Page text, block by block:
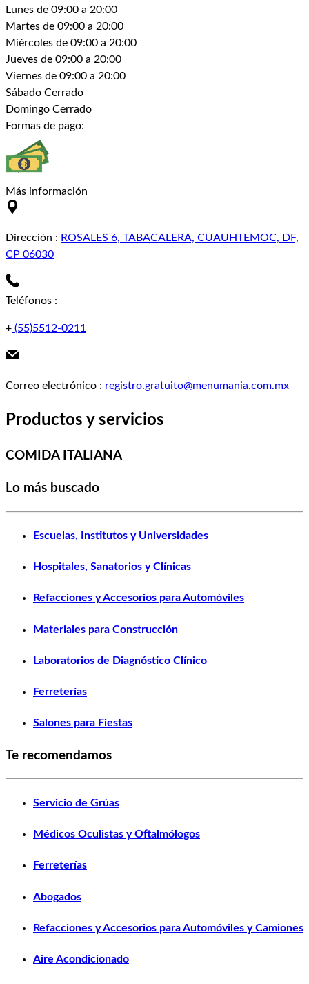
Lunes de 09:00 a 20:00
Martes de 09:00 a 20:00
Miércoles de 09:00 a 20:00
Jueves de 09:00 a 20:00
Viernes de 09:00 a 20:00
Sábado Cerrado
Domingo Cerrado
Formas de pago:
Más información
Dirección : ROSALES 6, TABACALERA, CUAUHTEMOC, DF,
CP 06030
Teléfonos :
+ (55)5512-0211
Correo electrónico : registro.gratuito@menumania.com.mx
Productos y servicios
COMIDA ITALIANA
Lo más buscado
Escuelas, Institutos y Universidades
Hospitales, Sanatorios y Clínicas
Refacciones y Accesorios para Automóviles
Materiales para Construcción
Laboratorios de Diagnóstico Clínico
Ferreterías
Salones para Fiestas
Te recomendamos
Servicio de Grúas
Médicos Oculistas y Oftalmólogos
Ferreterías
Abogados
Refacciones y Accesorios para Automóviles y Camiones
Aire Acondicionado